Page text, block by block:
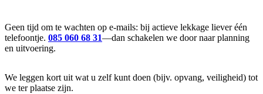
Geen tijd om te wachten op e-mails: bij actieve lekkage liever één
telefoontje. 085 060 68 31—dan schakelen we door naar planning
en uitvoering.
We leggen kort uit wat u zelf kunt doen (bijv. opvang, veiligheid) tot
we ter plaatse zijn.